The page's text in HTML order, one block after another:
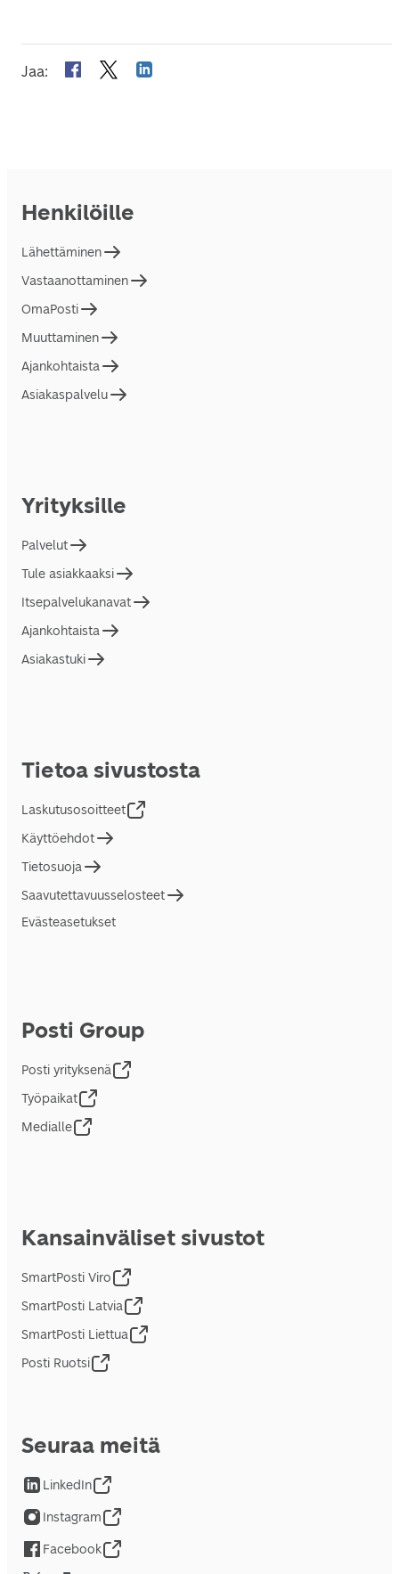
Jaa:
Henkilöille
Lähettäminen
Vastaanottaminen
OmaPosti
Muuttaminen
Ajankohtaista
Asiakaspalvelu
Yrityksille
Palvelut
Tule asiakkaaksi
Itsepalvelukanavat
Ajankohtaista
Asiakastuki
Tietoa sivustosta
Laskutusosoitteet
Käyttöehdot
Tietosuoja
Saavutettavuusselosteet
Evästeasetukset
Posti Group
Posti yrityksenä
Työpaikat
Medialle
Kansainväliset sivustot
SmartPosti Viro
SmartPosti Latvia
SmartPosti Liettua
Posti Ruotsi
Seuraa meitä
LinkedIn
Instagram
Facebook